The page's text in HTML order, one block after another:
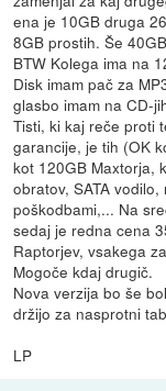
ena je 10GB druga
8GB prostih. Še
BTW Kolega ima na
Disk imam pač za
glasbo imam na CD-
Tisti, ki kaj reče proti
garancije, je tih (OK
kot 120GB Maxtorja,
obratov, SATA
poškodbami,... Na
sedaj je redna cena
Raptorjev, vsakega
Mogoče kdaj drugič.
Nova verzija bo še
držijo za nasprotni
LP